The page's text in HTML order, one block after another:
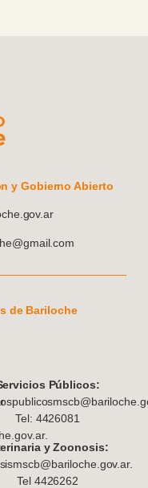
y Gobierno Abierto
de Bariloche
Públicos:
Tel: 4426081
y Zoonosis:
Tel 4426262